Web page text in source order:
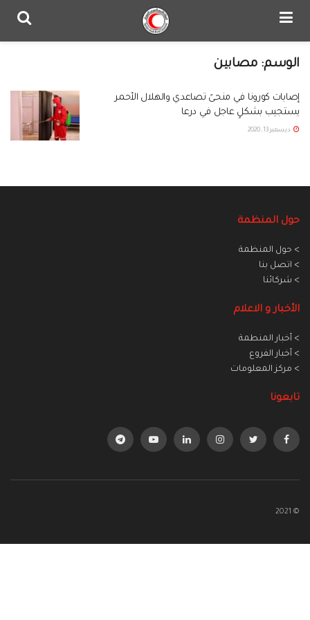
الوسم: مصابين
إصابات كورونا في منحىً تصاعدي والهلال الأحمر
يستجيب بشكلٍ عاجل في درعا
ديسمبر 13, 2020
حول المنظمة
> حول المنظمة
> اتصل بنا
> شركائنا
الأخبار و الاعلام
> أخبار المنطمة
> أخبار الفروع
> مركز المعلومات
تابعونا
© 2021